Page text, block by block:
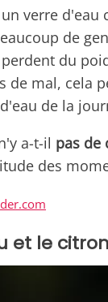
verre d'eau
de
du
de mal, cela
de la
a-t-il pas de
des
et le